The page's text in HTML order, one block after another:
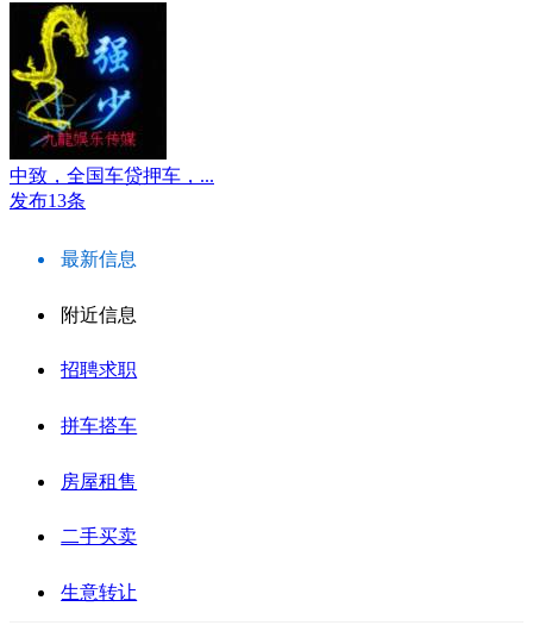
中致，全国车贷押车，...
发布13条
最新信息
附近信息
招聘求职
拼车搭车
房屋租售
二手买卖
生意转让